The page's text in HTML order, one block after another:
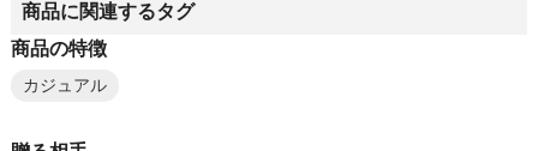
商品に関連するタグ
商品の特徴
カジュアル